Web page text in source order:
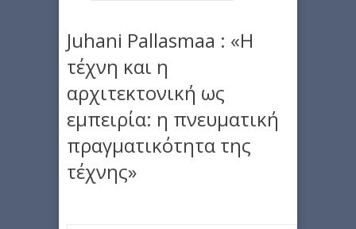
Juhani Pallasmaa : «Η
τέχνη και η
αρχιτεκτονική ως
εμπειρία: η πνευματική
πραγματικότητα της
τέχνης»